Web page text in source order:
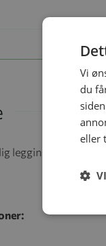
leggings i deilig
Vi
du
eller